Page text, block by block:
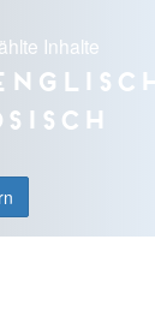
Inhalte